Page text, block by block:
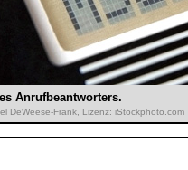
Anrufbeantworters.
DeWeese-Frank, Lizenz: iStockphoto.com